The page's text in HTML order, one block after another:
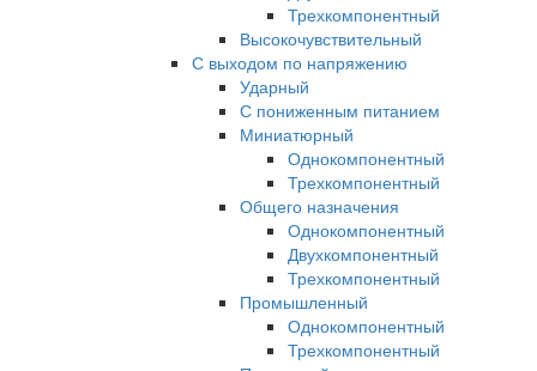
Трехкомпонентный
Высокочувствительный
С выходом по напряжению
Ударный
С пониженным питанием
Миниатюрный
Однокомпонентный
Трехкомпонентный
Общего назначения
Однокомпонентный
Двухкомпонентный
Трехкомпонентный
Промышленный
Однокомпонентный
Трехкомпонентный